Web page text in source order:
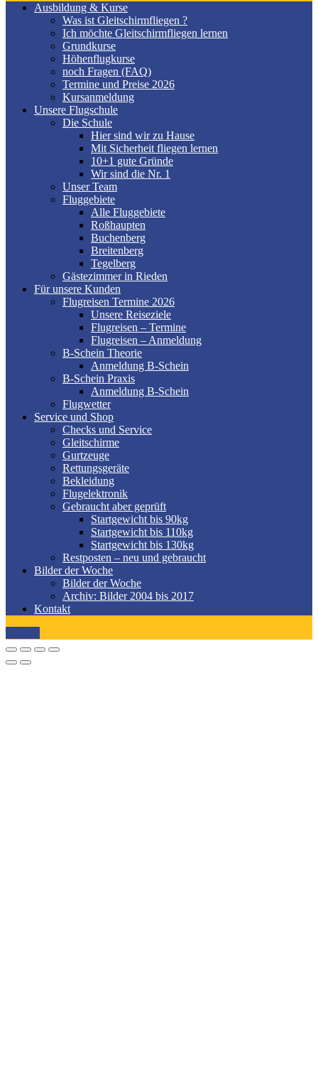
Ausbildung & Kurse
Was ist Gleitschirmfliegen ?
Ich möchte Gleitschirmfliegen lernen
Grundkurse
Höhenflugkurse
noch Fragen (FAQ)
Termine und Preise 2026
Kursanmeldung
Unsere Flugschule
Die Schule
Hier sind wir zu Hause
Mit Sicherheit fliegen lernen
10+1 gute Gründe
Wir sind die Nr. 1
Unser Team
Fluggebiete
Alle Fluggebiete
Roßhaupten
Buchenberg
Breitenberg
Tegelberg
Gästezimmer in Rieden
Für unsere Kunden
Flugreisen Termine 2026
Unsere Reiseziele
Flugreisen – Termine
Flugreisen – Anmeldung
B-Schein Theorie
Anmeldung B-Schein
B-Schein Praxis
Anmeldung B-Schein
Flugwetter
Service und Shop
Checks und Service
Gleitschirme
Gurtzeuge
Rettungsgeräte
Bekleidung
Flugelektronik
Gebraucht aber geprüft
Startgewicht bis 90kg
Startgewicht bis 110kg
Startgewicht bis 130kg
Restposten – neu und gebraucht
Bilder der Woche
Bilder der Woche
Archiv: Bilder 2004 bis 2017
Kontakt